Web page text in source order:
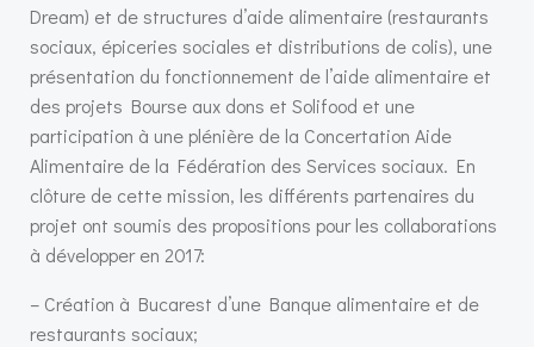
Dream) et de structures d’aide alimentaire (restaurants
sociaux, épiceries sociales et distributions de colis), une
présentation du fonctionnement de l’aide alimentaire et
des projets Bourse aux dons et Solifood et une
participation à une plénière de la Concertation Aide
Alimentaire de la Fédération des Services sociaux. En
clôture de cette mission, les différents partenaires du
projet ont soumis des propositions pour les collaborations
à développer en 2017:
– Création à Bucarest d’une Banque alimentaire et de
restaurants sociaux;